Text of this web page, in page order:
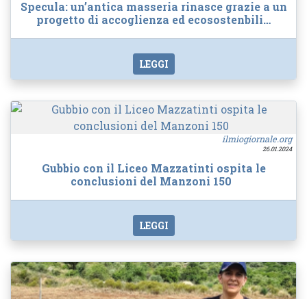
Specula: un’antica masseria rinasce grazie a un
progetto di accoglienza ed ecosostenbili…
LEGGI
ilmiogiornale.org
26.01.2024
Gubbio con il Liceo Mazzatinti ospita le
conclusioni del Manzoni 150
LEGGI